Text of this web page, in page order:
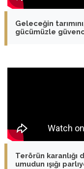
Geleceğin
gücümüzle
Terörün karanlığı
umudun ışığı